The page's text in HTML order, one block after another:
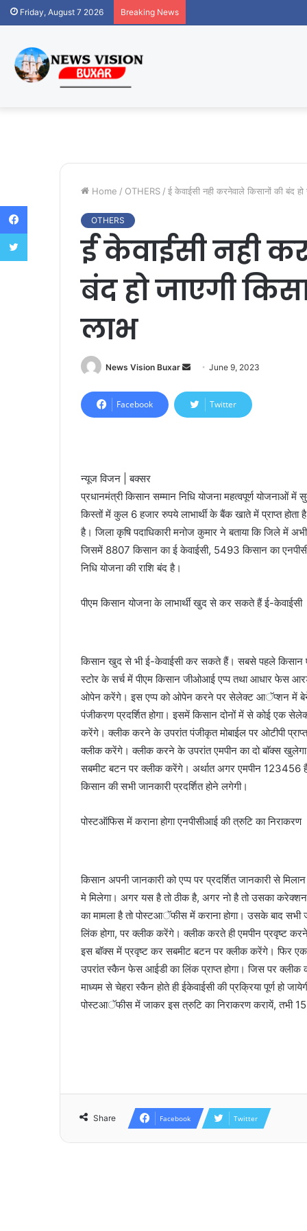
Friday, August 7 2026 Breaking News
Home / OTHERS / ई केवाईसी नही करनेवाले किसानों की बंद
OTHERS
ई केवाईसी नही
बंद हो जाएगी
लाभ
News Vision Buxar
n
d
a
i
l
June 9, 2023
Facebook Twitter
न्यूज विजन | बक्सर
प्रधानमंत्री किसान सम्मान निधि योजना महत्वपूर्ण योजनाओं
किस्तों में कुल 6 हजार रुपये लाभार्थी के बैंक खाते में प्राप्त
है। जिला कृषि पदाधिकारी मनोज कुमार ने बताया कि जिले में
जिसमें 8807 किसान का ई केवाईसी, 5493 किसान का
निधि योजना की राशि बंद है।
पीएम किसान योजना के लाभार्थी खुद से कर सकते हैं ई-केवाईसी
किसान खुद से भी ई-केवाईसी कर सकते हैं। सबसे पहले किसान
स्टोर के सर्च में पीएम किसान जीओआई एप्प तथा आधार फेस
ओपेन करेंगे। इस एप्प को ओपेन करने पर सेलेक्ट आॅप्शन में
पंजीकरण प्रदर्शित होगा। इसमें किसान दोनों में से कोई एक
करेंगे। क्लीक करने के उपरांत पंजीकृत मोबाईल पर ओटीपी
क्लीक करेंगे। क्लीक करने के उपरांत एमपीन का दो बाॅक्स
सबमीट बटन पर क्लीक करेंगे। अर्थात अगर एमपीन 123456 है
किसान की सभी जानकारी प्रदर्शित होने लगेगी।
पोस्टऑफिस में कराना होगा एनपीसीआई की त्रुटि का निराकरण
किसान अपनी जानकारी को एप्प पर प्रदर्शित जानकारी से
मे मिलेगा। अगर यस है तो ठीक है, अगर नो है तो उसका
का मामला है तो पोस्टआॅफीस में कराना होगा। उसके बाद सभी
लिंक होगा, पर क्लीक करेंगे। क्लीक करते ही एमपीन प्रवृष्ट
इस बाॅक्स में प्रवृष्ट कर सबमीट बटन पर क्लीक करेंगे। फिर
उपरांत स्कैन फेस आईडी का लिंक प्राप्त होगा। जिस पर
माध्यम से चेहरा स्कैन होते ही ईकेवाईसी की प्रक्रिया पूर्ण हो
पोस्टआॅफीस में जाकर इस त्रुटि का निराकरण करायें, तभी
Share Facebook Twitter